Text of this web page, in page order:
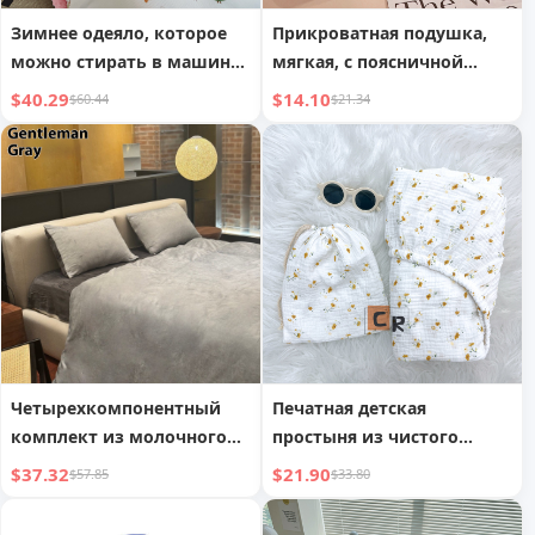
Зимнее одеяло, которое
можно стирать в машине,
теплое одеяло, тонкое
одеяло из сои класса А
$40.29$60.44
Прикроватная подушка,
мягкая, с поясничной
поддержкой, кроличий
мех, большая спинка
$14.10$21.34
Четырехкомпонентный
комплект из молочного
волокна для матери и
$37.32$57.85
Печатная детская
простыня из чистого
хлопка класса А,
универсального размера, с
резинкой
$21.90$33.80